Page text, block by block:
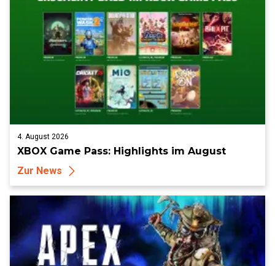
4. August 2026
XBOX Game Pass: Highlights im August
Zur News